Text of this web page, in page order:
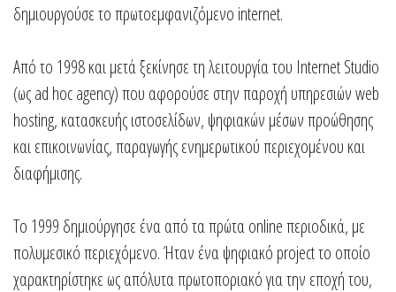
δημιουργούσε το πρωτοεμφανιζόμενο internet.
Από το 1998 και μετά ξεκίνησε τη λειτουργία του Internet Studio
(ως ad hoc agency) που αφορούσε στην παροχή υπηρεσιών web
hosting, κατασκευής ιστοσελίδων, ψηφιακών μέσων προώθησης
και επικοινωνίας, παραγωγής ενημερωτικού περιεχομένου και
διαφήμισης.
To 1999 δημιούργησε ένα από τα πρώτα online περιοδικά, με
πολυμεσικό περιεχόμενο. Ήταν ένα ψηφιακό project το οποίο
χαρακτηρίστηκε ως απόλυτα πρωτοποριακό για την εποχή του,